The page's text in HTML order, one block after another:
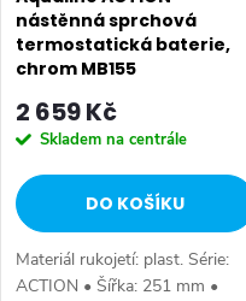
r
o
d
u
k
r
o
d
u
k
nástěnná sprchová
termostatická baterie,
chrom MB155
2 659 Kč
Skladem na centrále
DO KOŠÍKU
Materiál rukojetí: plast. Série:
ACTION • Šířka: 251 mm •